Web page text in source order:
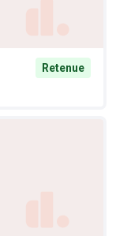
Retenue